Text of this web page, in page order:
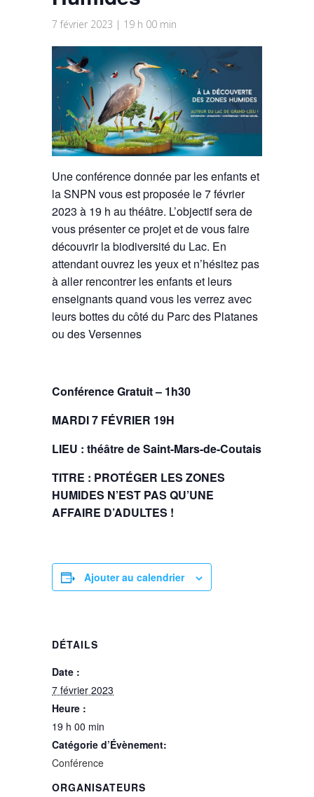
7 février 2023 | 19 h 00 min
Une conférence donnée par les enfants et
la SNPN vous est proposée le 7 février
2023 à 19 h au théâtre. L’objectif sera de
vous présenter ce projet et de vous faire
découvrir la biodiversité du Lac. En
attendant ouvrez les yeux et n’hésitez pas
à aller rencontrer les enfants et leurs
enseignants quand vous les verrez avec
leurs bottes du côté du Parc des Platanes
ou des Versennes
Conférence Gratuit – 1h30
MARDI 7 FÉVRIER 19H
LIEU : théâtre de Saint-Mars-de-Coutais
TITRE : PROTÉGER LES ZONES
HUMIDES N’EST PAS QU’UNE
AFFAIRE D’ADULTES !
Ajouter au calendrier
DÉTAILS
Date :
7 février 2023
Heure :
19 h 00 min
Catégorie d’Évènement:
Conférence
ORGANISATEURS